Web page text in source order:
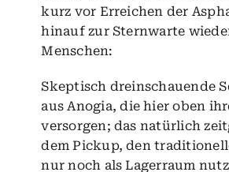
kurz vor Erreichen der
hinauf zur Sternwarte
Menschen:
Skeptisch dreinschauende
aus Anogia, die hier oben
versorgen; das natürlich
dem Pickup, den
nur noch als Lagerraum